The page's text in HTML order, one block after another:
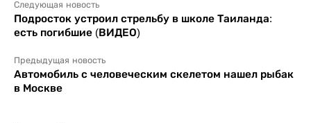
Следующая новость
Подросток устроил стрельбу в школе Таиланда:
есть погибшие (ВИДЕО)
Предыдущая новость
Автомобиль с человеческим скелетом нашел рыбак
в Москве